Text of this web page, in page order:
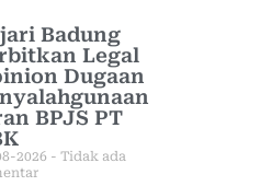
Badung
Legal
Dugaan
BPJS PT
2026
Tidak ada